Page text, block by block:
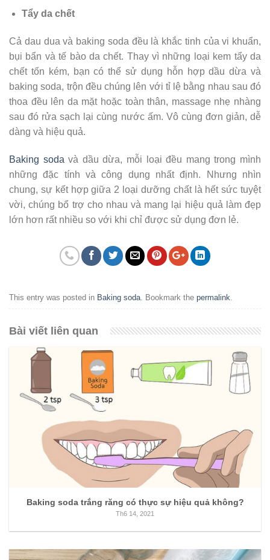
Tẩy da chết
Cả dau dua và baking soda đều là khắc tinh của vi khuẩn,
bụi bẩn và tế bào da chết. Thay vì những loại kem tẩy da
chết tốn kém, bạn có thể sử dụng hỗn hợp dầu dừa và
baking soda, trộn đều chúng lên với tỉ lệ bằng nhau sau đó
thoa đều lên da mặt hoặc toàn thân, massage nhẹ nhàng
sau đó rửa sạch lại cùng nước ấm. Vô cùng đơn giản, dễ
dàng và hiệu quả.
Baking soda và dầu dừa, mỗi loại đều mang trong mình
những đặc tính và công dụng nhất định. Nhưng nhìn
chung, sự kết hợp giữa 2 loại dưỡng chất là hết sức tuyệt
vời, chúng bổ trợ cho nhau và mang lại hiệu quả làm đẹp
lớn hơn rất nhiều so với khi chỉ được sử dụng đơn lẻ.
This entry was posted in Baking soda. Bookmark the permalink.
Bài viết liên quan
Baking soda trắng răng có thực sự hiệu quả không?
Th6 14, 2021